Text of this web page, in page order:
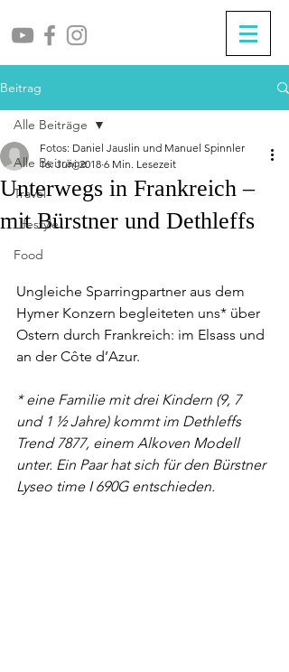
Beitrag
Alle Beiträge
Travel
Lifestyle
Food
Alle Beiträge
Unterwegs in Frankreich –
mit Bürstner und Dethleffs
Fotos: Daniel Jauslin und Manuel Spinnler
16. Juni 2018 6 Min. Lesezeit
Ungleiche Sparringpartner aus dem
Hymer Konzern begleiteten uns* über
Ostern durch Frankreich: im Elsass und
an der Côte d’Azur.
* eine Familie mit drei Kindern (9, 7
und 1 ½ Jahre) kommt im Dethleffs
Trend 7877, einem Alkoven Modell
unter. Ein Paar hat sich für den Bürstner
Lyseo time I 690G entschieden.